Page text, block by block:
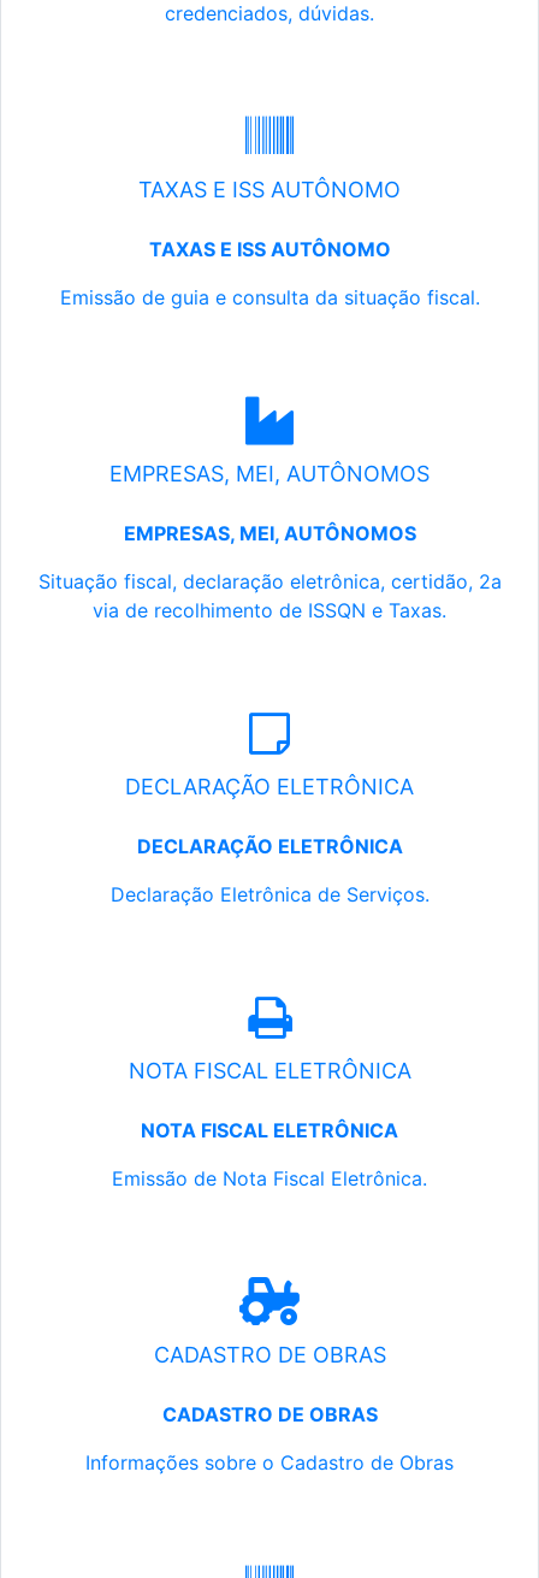
credenciados, dúvidas.
TAXAS E ISS AUTÔNOMO
TAXAS E ISS AUTÔNOMO
Emissão de guia e consulta da situação fiscal.
EMPRESAS, MEI, AUTÔNOMOS
EMPRESAS, MEI, AUTÔNOMOS
Situação fiscal, declaração eletrônica, certidão, 2a
via de recolhimento de ISSQN e Taxas.
DECLARAÇÃO ELETRÔNICA
DECLARAÇÃO ELETRÔNICA
Declaração Eletrônica de Serviços.
NOTA FISCAL ELETRÔNICA
NOTA FISCAL ELETRÔNICA
Emissão de Nota Fiscal Eletrônica.
CADASTRO DE OBRAS
CADASTRO DE OBRAS
Informações sobre o Cadastro de Obras